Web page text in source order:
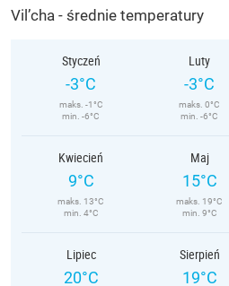
Vil’cha - średnie temperatury
Styczeń
-3°C
maks. -1°C
min. -6°C
Luty
-3°C
maks. 0°C
min. -6°C
Kwiecień
9°C
maks. 13°C
min. 4°C
Maj
15°C
maks. 19°C
min. 9°C
Lipiec
20°C
Sierpień
19°C